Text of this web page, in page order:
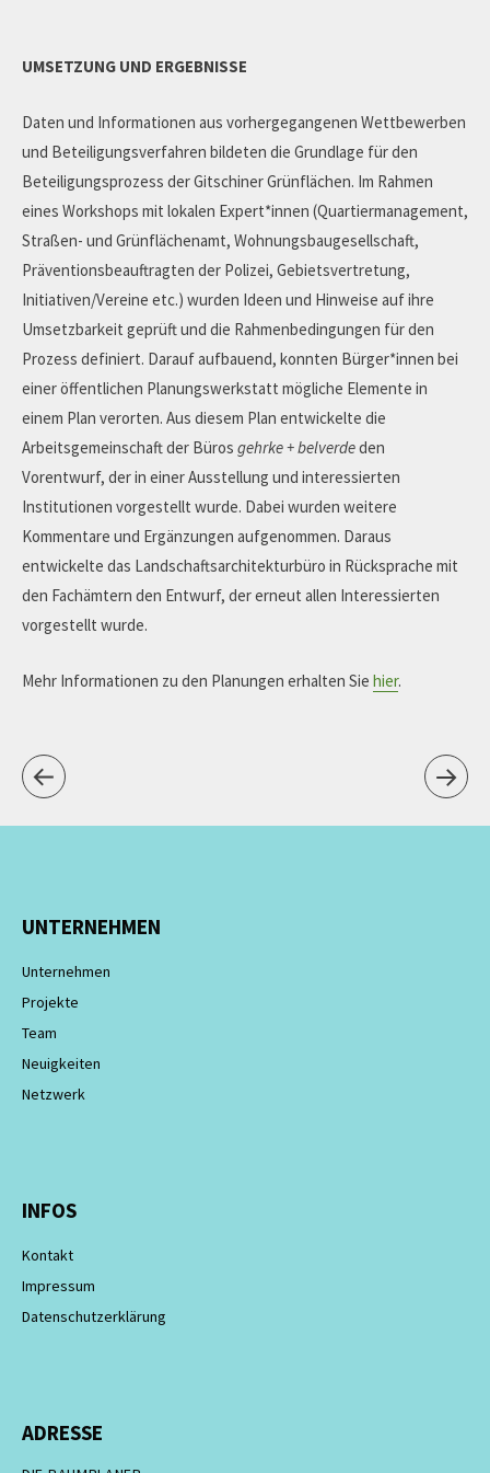
UMSETZUNG UND ERGEBNISSE
Daten und Informationen aus vorhergegangenen Wettbewerben
und Beteiligungsverfahren bildeten die Grundlage für den
Beteiligungsprozess der Gitschiner Grünflächen. Im Rahmen
eines Workshops mit lokalen Expert*innen (Quartiermanagement,
Straßen- und Grünflächenamt, Wohnungsbaugesellschaft,
Präventionsbeauftragten der Polizei, Gebietsvertretung,
Initiativen/Vereine etc.) wurden Ideen und Hinweise auf ihre
Umsetzbarkeit geprüft und die Rahmenbedingungen für den
Prozess definiert. Darauf aufbauend, konnten Bürger*innen bei
einer öffentlichen Planungswerkstatt mögliche Elemente in
einem Plan verorten. Aus diesem Plan entwickelte die
Arbeitsgemeinschaft der Büros gehrke + belverdeden
Vorentwurf, der in einer Ausstellung und interessierten
Institutionen vorgestellt wurde. Dabei wurden weitere
Kommentare und Ergänzungen aufgenommen. Daraus
entwickelte das Landschaftsarchitekturbüro in Rücksprache mit
den Fachämtern den Entwurf, der erneut allen Interessierten
vorgestellt wurde.
Mehr Informationen zu den Planungen erhalten Sie hier.
UNTERNEHMEN
Unternehmen
Projekte
Team
Neuigkeiten
Netzwerk
INFOS
Kontakt
Impressum
Datenschutzerklärung
ADRESSE